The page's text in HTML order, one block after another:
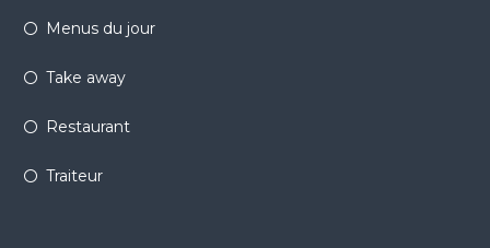
Menus du jour
Take away
Restaurant
Traiteur